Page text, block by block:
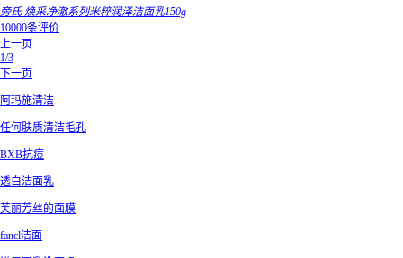
旁氏 焕采净澈系列米粹润泽洁面乳150g
10000条评价
上一页
1/3
下一页
阿玛施清洁
任何肤质清洁毛孔
BXB抗痘
透白洁面乳
芙丽芳丝的面膜
fancl洁面